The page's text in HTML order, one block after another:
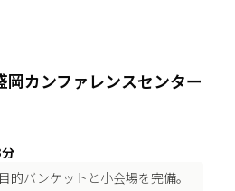
カンファレンスセンター
的バンケットと小会場を完備。